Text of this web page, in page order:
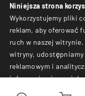
Tel: +48 533 666 776
E-mail:
© Life Aid sp. z o.o.
Rights Reserved.
Niniejsza strona
Wykorzystujemy pliki
reklam, aby oferować
ruch w naszej
witryny, udostępniamy
reklamowym i
informacje z innymi
uzyskanymi podczas